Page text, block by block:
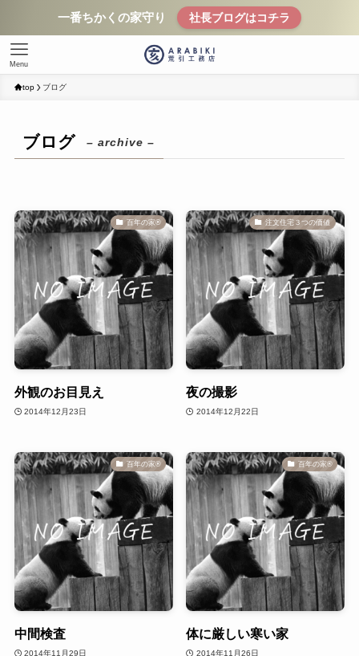
一番ちかくの家守り 社長ブログはコチラ
Menu
top ブログ
ブログ – archive –
百年の家®️
外観のお目見え
2014年12月23日
注文住宅３つの価値
夜の撮影
2014年12月22日
百年の家®️
中間検査
2014年11月29日
百年の家®️
体に厳しい寒い家
2014年11月26日